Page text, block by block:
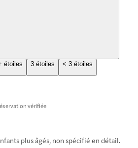
étoiles 3 étoiles < 3 étoiles
vérifiée
plus âgés, non spécifié en détail.